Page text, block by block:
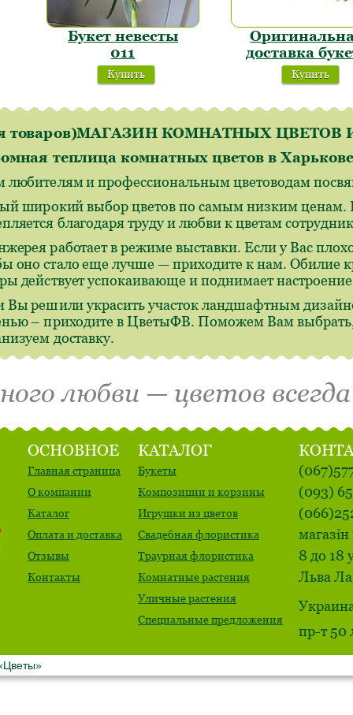
Букет невесты
011
Купить
доставка
Купить
товаров)МАГАЗИН КОМНАТНЫХ
теплица комнатных цветов в
любителям и профессиональным цветоводам
широкий выбор цветов по самым низким ценам.
благодаря труду и любви к цветам
работает в режиме выставки. Если у Вас
оно стало еще лучше — приходите к нам. Обилие
действует успокаивающе и поднимает
Вы решили украсить участок ландшафтным
– приходите в ЦветыФВ. Поможем Вам
доставку.
любви — цветов
ОСНОВНОЕ
Главная страница
О компании
Каталог
Оплата и доставка
Отзывы
Контакты
КАТАЛОГ
Букеты
Композиции и корзины
Игрушки из цветов
Свадебная флористика
Траурная флористика
Комнатные растения
Уличные растения
Специальные предложения
(093)
8 до 18
Льва
пр-т 50